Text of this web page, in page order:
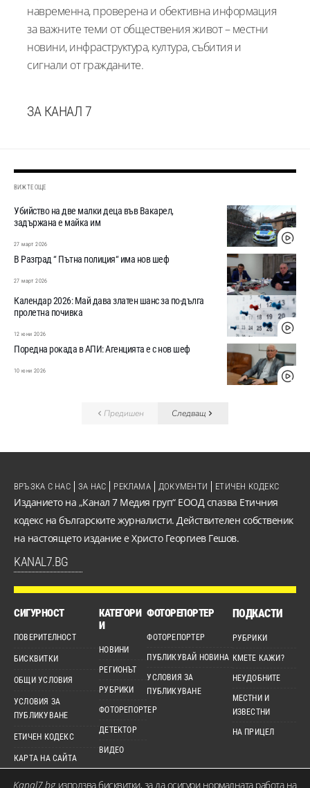
навременна, проверена и обективна информация
за важните теми от обществения живот – местни
новини, инфраструктура, култура, събития и
сигнали от гражданите.
ЗА КАНАЛ 7
ВИЖТЕ ОЩЕ
Убийство на две малки деца във Вакарел,
задържана е майка им
27 март 2026
В Разград “ Пътна полиция“ има нов шеф
27 март 2026
Календар 2026: Май дава златен шанс за по-дълга
пролетна почивка
12 юни 2026
Поредна рокада в АПИ: Агенцията е с нов шеф
10 юни 2026
Предишен Следващ
Изданието на „Канал 7 Медия груп“ ЕООД спазва Етичния
кодекс на българските журналисти. Действителен собственик
на настоящето издание е Христо Георгиев Гешов.
KANAL7.BG
ВРЪЗКА С НАС ЗА НАС РЕКЛАМА ДОКУМЕНТИ ЕТИЧЕН КОДЕКС
СИГУРНОСТ
ПОВЕРИТЕЛНОСТ
БИСКВИТКИ
ОБЩИ УСЛОВИЯ
УСЛОВИЯ ЗА
ПУБЛИКУВАНЕ
ЕТИЧЕН КОДЕКС
КАРТА НА САЙТА
КАТЕГОРИ
И
НОВИНИ
РЕГИОНЪТ
РУБРИКИ
ФОТОРЕПОРТЕР
ДЕТЕКТОР
ВИДЕО
ФОТОРЕПОРТЕР
ФОТОРЕПОРТЕР
ПУБЛИКУВАЙ НОВИНА
УСЛОВИЯ ЗА
ПУБЛИКУВАНЕ
ПОДКАСТИ
РУБРИКИ
КМЕТЕ КАЖИ?
НЕУДОБНИТЕ
МЕСТНИ И
ИЗВЕСТНИ
НА ПРИЦЕЛ
Kanal7.bgизползва бисквитки, за да осигури нормалната работа на